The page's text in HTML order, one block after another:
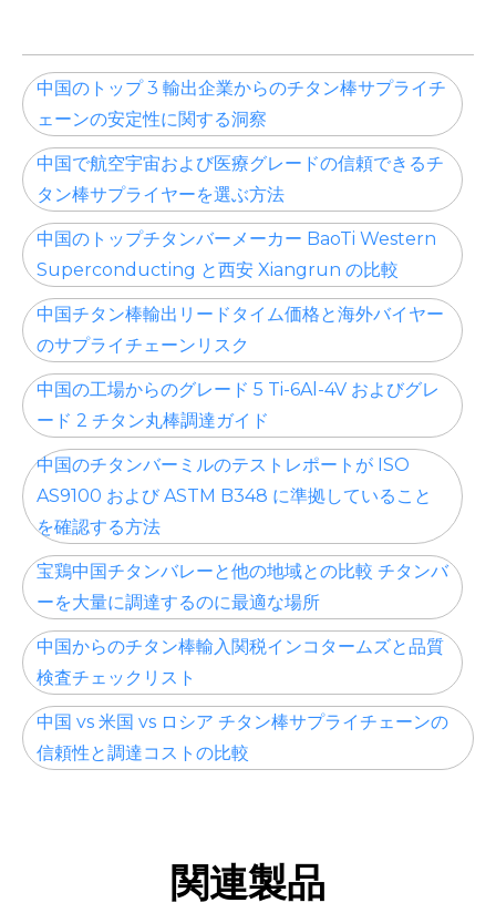
中国のトップ 3 輸出企業からのチタン棒サプライチ
ェーンの安定性に関する洞察
中国で航空宇宙および医療グレードの信頼できるチ
タン棒サプライヤーを選ぶ方法
中国のトップチタンバーメーカー BaoTi Western
Superconducting と西安 Xiangrun の比較
中国チタン棒輸出リードタイム価格と海外バイヤー
のサプライチェーンリスク
中国の工場からのグレード 5 Ti-6Al-4V およびグレ
ード 2 チタン丸棒調達ガイド
中国のチタンバーミルのテストレポートが ISO
AS9100 および ASTM B348 に準拠していること
を確認する方法
宝鶏中国チタンバレーと他の地域との比較 チタンバ
ーを大量に調達するのに最適な場所
中国からのチタン棒輸入関税インコタームズと品質
検査チェックリスト
中国 vs 米国 vs ロシア チタン棒サプライチェーンの
信頼性と調達コストの比較
関連製品